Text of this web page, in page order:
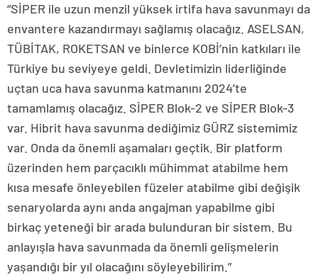
“SİPER ile uzun menzil yüksek irtifa hava savunmayı da
envantere kazandırmayı sağlamış olacağız. ASELSAN,
TÜBİTAK, ROKETSAN ve binlerce KOBİ’nin katkıları ile
Türkiye bu seviyeye geldi. Devletimizin liderliğinde
uçtan uca hava savunma katmanını 2024’te
tamamlamış olacağız. SİPER Blok-2 ve SİPER Blok-3
var. Hibrit hava savunma dediğimiz GÜRZ sistemimiz
var. Onda da önemli aşamaları geçtik. Bir platform
üzerinden hem parçacıklı mühimmat atabilme hem
kısa mesafe önleyebilen füzeler atabilme gibi değişik
senaryolarda aynı anda angajman yapabilme gibi
birkaç yeteneği bir arada bulunduran bir sistem. Bu
anlayışla hava savunmada da önemli gelişmelerin
yaşandığı bir yıl olacağını söyleyebilirim.”